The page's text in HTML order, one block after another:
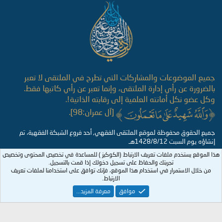
جميع الموضوعات والمشاركات التي تطرح في الملتقى لا تعبر
بالضرورة عن رأي إدارة الملتقى، وإنما تعبر عن رأي كاتبها فقط.
وكل عضو نكل أمانته العلمية إلى رقابته الذاتية!.
[آل عمران:98].
جميع الحقوق محفوظة لموقع الملتقى الفقهي, أحد فروع الشبكة الفقهية، تم
إنشاؤه يوم السبت 1428/8/12هـ
هذا الموقع يستخدم ملفات تعريف الارتباط (الكوكيز ) للمساعدة في تخصيص المحتوى وتخصيص
تجربتك والحفاظ على تسجيل دخولك إذا قمت بالتسجيل.
من خلال الاستمرار في استخدام هذا الموقع، فإنك توافق على استخدامنا لملفات تعريف
الارتباط.
موافق
معرفة المزيد...